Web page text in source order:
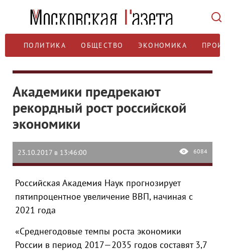
ПОЛИТИКА ОБЩЕСТВО ЭКОНОМИКА
Академики предрекают
рекордный рост российской
экономики
23.10.2017 в 13:46:00 6084
Российская Академия Наук прогнозирует
пятипроцентное увеличение ВВП, начиная с
2021 года
«Среднегодовые темпы роста экономики
России в период 2017—2035 годов составят 3,7